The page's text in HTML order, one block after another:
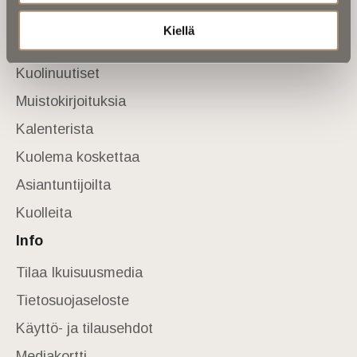
Kiellä
Sivusto
Etusivu
Kuolinuutiset
Muistokirjoituksia
Kalenterista
Kuolema koskettaa
Asiantuntijoilta
Kuolleita
Info
Tilaa Ikuisuusmedia
Tietosuojaseloste
Käyttö- ja tilausehdot